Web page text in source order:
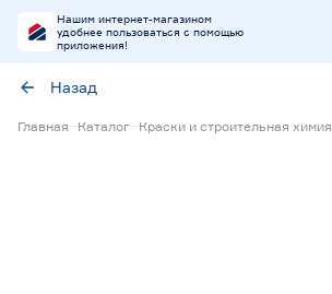
Нашим интернет-магазином
удобнее пользоваться с помощью
приложения!
Назад
Главная Каталог Краски и строительная химия